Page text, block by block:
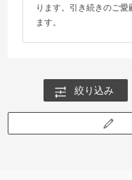
ります。引き続きのご
ます。
絞り込み